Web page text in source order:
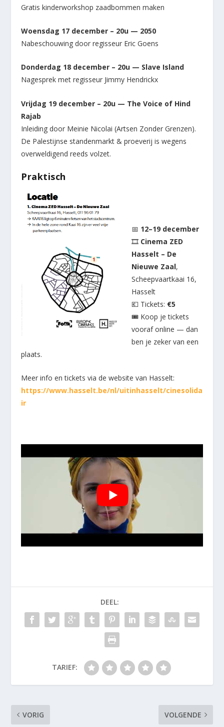
Gratis kinderworkshop zaadbommen maken
Woensdag 17 december – 20u — 2050
Nabeschouwing door regisseur Eric Goens
Donderdag 18 december – 20u — Slave Island
Nagesprek met regisseur Jimmy Hendrickx
Vrijdag 19 december – 20u — The Voice of Hind
Rajab
Inleiding door Meinie Nicolai (Artsen Zonder Grenzen).
De Palestijnse standenmarkt & proeverij is wegens
overweldigend reeds volzet.
Praktisch
📅 12–19 december
🎞 Cinema ZED
Hasselt – De
Nieuwe Zaal,
Scheepvaartkaai 16,
Hasselt
💶 Tickets: €5
🎟 Koop je tickets
vooraf online — dan
ben je zeker van een
plaats.
Meer info en tickets via de website van Hasselt:
https://www.hasselt.be/nl/uitinhasselt/cinesolida
ir
DEEL:
TARIEF:
VORIG VOLGENDE